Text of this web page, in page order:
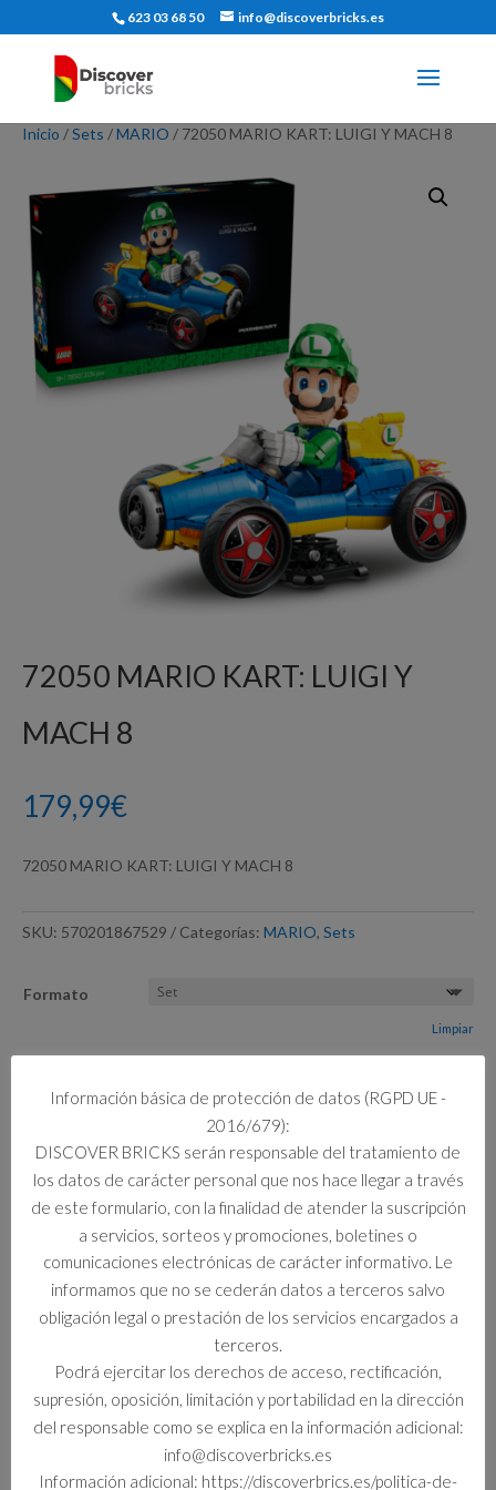
623 03 68 50 info@discoverbricks.es
Inicio /Sets /MARIO / 72050 MARIO KART: LUIGI Y MACH 8
72050 MARIO KART: LUIGI Y
MACH 8
179,99€
72050 MARIO KART: LUIGI Y MACH 8
SKU: 570201867529 Categorías: MARIO, Sets
Formato
Limpiar
1 disponibles
KART:
LUIGI
cantidad
Añadir al carrito
Información adicional
Información adicional
Set
Información básica de protección de datos (RGPD UE -
2016/679):
DISCOVER BRICKS serán responsable del tratamiento de
los datos de carácter personal que nos hace llegar a través
de este formulario, con la finalidad de atender la suscripción
a servicios, sorteos y promociones, boletines o
comunicaciones electrónicas de carácter informativo. Le
informamos que no se cederán datos a terceros salvo
obligación legal o prestación de los servicios encargados a
terceros.
Podrá ejercitar los derechos de acceso, rectificación,
supresión, oposición, limitación y portabilidad en la dirección
del responsable como se explica en la información adicional:
info@discoverbricks.es
Información adicional: https://discoverbrics.es/politica-de-